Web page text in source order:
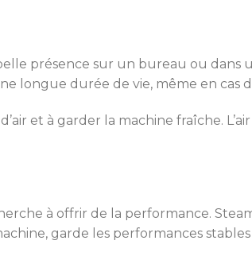
présence sur un bureau ou dans
longue durée de vie, même en cas
et à garder la machine fraîche.
à offrir de la performance.
garde les performances